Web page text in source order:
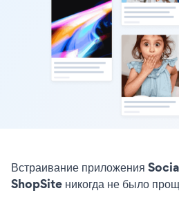
Встраивание приложения
ShopSite никогда не было